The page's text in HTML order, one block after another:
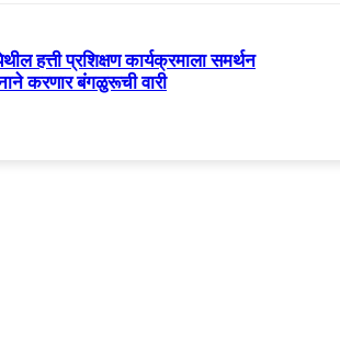
हत्ती प्रशिक्षण कार्यक्रमाला समर्थन
करणार बंगळुरूची वारी